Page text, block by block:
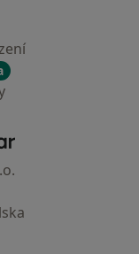
- Hlavní stránka